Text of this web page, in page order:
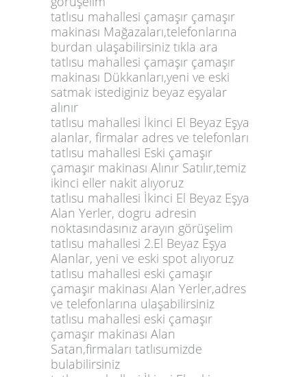
tatlısu mahallesi çamaşır çamaşır
makinası Mağazaları,telefonlarına
burdan ulaşabilirsiniz tıkla ara
tatlısu mahallesi çamaşır çamaşır
makinası Dükkanları,yeni ve eski
satmak istediginiz beyaz eşyalar
alınır
tatlısu mahallesi İkinci El Beyaz Eşya
alanlar, firmalar adres ve telefonları
tatlısu mahallesi Eski çamaşır
çamaşır makinası Alınır Satılır,temiz
ikinci eller nakit alıyoruz
tatlısu mahallesi İkinci El Beyaz Eşya
Alan Yerler, dogru adresin
noktasındasınız arayın görüşelim
tatlısu mahallesi 2.El Beyaz Eşya
Alanlar, yeni ve eski spot alıyoruz
tatlısu mahallesi eski çamaşır
çamaşır makinası Alan Yerler,adres
ve telefonlarına ulaşabilirsiniz
tatlısu mahallesi eski çamaşır
çamaşır makinası Alan
Satan,firmaları tatlısumizde
bulabilirsiniz